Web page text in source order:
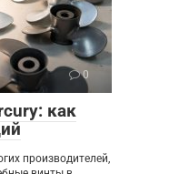
0
как
производителей,